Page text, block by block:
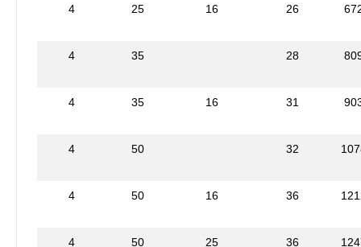
4 25 16 26
4 35 28
4 35 16 31
4 50 32
4 50 16 36
4 50 25 36